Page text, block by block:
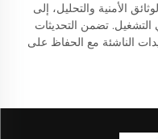
الأمنية والتحليل، إلى
التشغيل. تضمن التحديثات
الناشئة مع الحفاظ على